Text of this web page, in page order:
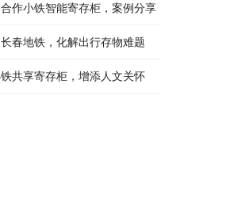
作小铁智能寄存柜，案例分享
春地铁，化解出行存物难题
共享寄存柜，增添人文关怀